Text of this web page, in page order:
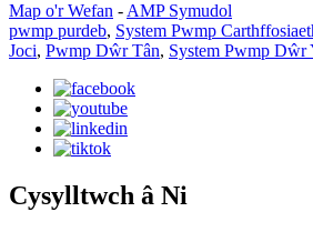
Map o'r Wefan - AMP Symudol
pwmp purdeb, System Pwmp
Joci, Pwmp Dŵr Tân, System Pwmp Dŵr
Cysylltwch â Ni